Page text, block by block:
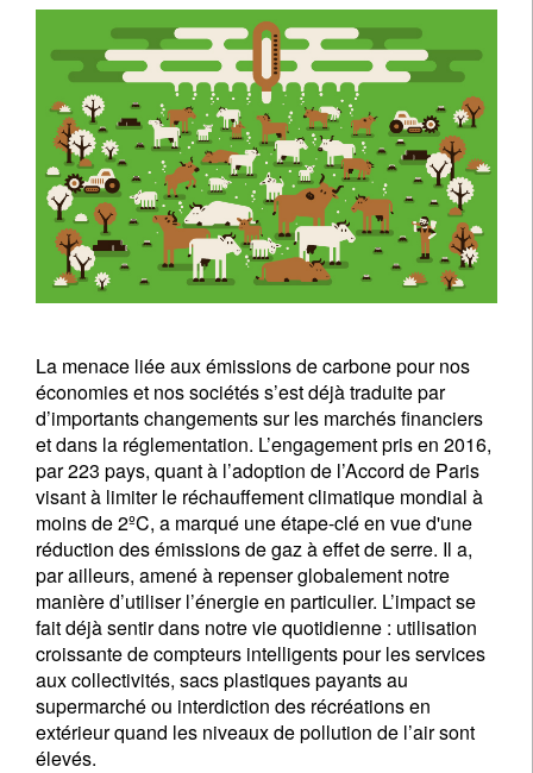
La menace liée aux émissions de carbone pour nos
économies et nos sociétés s’est déjà traduite par
d’importants changements sur les marchés financiers
et dans la réglementation. L’engagement pris en 2016,
par 223 pays, quant à l’adoption de l’Accord de Paris
visant à limiter le réchauffement climatique mondial à
moins de 2ºC, a marqué une étape-clé en vue d'une
réduction des émissions de gaz à effet de serre. Il a,
par ailleurs, amené à repenser globalement notre
manière d’utiliser l’énergie en particulier. L’impact se
fait déjà sentir dans notre vie quotidienne : utilisation
croissante de compteurs intelligents pour les services
aux collectivités, sacs plastiques payants au
supermarché ou interdiction des récréations en
extérieur quand les niveaux de pollution de l’air sont
élevés.